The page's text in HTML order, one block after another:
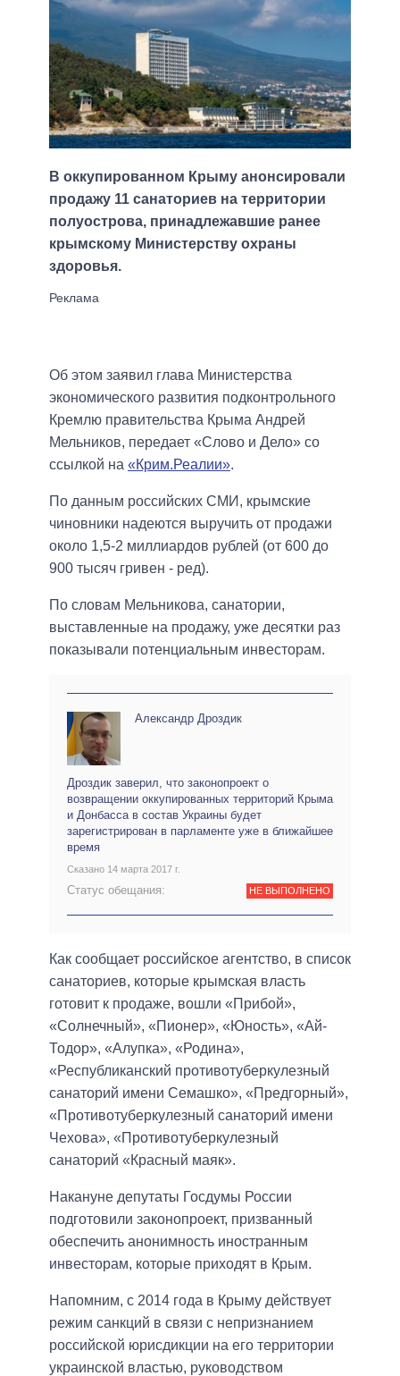
В оккупированном Крыму анонсировали
продажу 11 санаториев на территории
полуострова, принадлежавшие ранее
крымскому Министерству охраны
здоровья.
Об этом заявил глава Министерства
экономического развития подконтрольного
Кремлю правительства Крыма Андрей
Мельников, передает «Слово и Дело» со
ссылкой на «Крим.Реалии».
По данным российских СМИ, крымские
чиновники надеются выручить от продажи
около 1,5-2 миллиардов рублей (от 600 до
900 тысяч гривен - ред).
По словам Мельникова, санатории,
выставленные на продажу, уже десятки раз
показывали потенциальным инвесторам.
Александр Дроздик
Дроздик заверил, что законопроект о
возвращении оккупированных территорий Крыма
и Донбасса в состав Украины будет
зарегистрирован в парламенте уже в ближайшее
время
Сказано 14 марта 2017 г.
Статус обещания: НЕ ВЫПОЛНЕНО
Как сообщает российское агентство, в список
санаториев, которые крымская власть
готовит к продаже, вошли «Прибой»,
«Солнечный», «Пионер», «Юность», «Ай-
Тодор», «Алупка», «Родина»,
«Республиканский противотуберкулезный
санаторий имени Семашко», «Предгорный»,
«Противотуберкулезный санаторий имени
Чехова», «Противотуберкулезный
санаторий «Красный маяк».
Накануне депутаты Госдумы России
подготовили законопроект, призванный
обеспечить анонимность иностранным
инвесторам, которые приходят в Крым.
Напомним, с 2014 года в Крыму действует
режим санкций в связи с непризнанием
российской юрисдикции на его территории
украинской властью, руководством